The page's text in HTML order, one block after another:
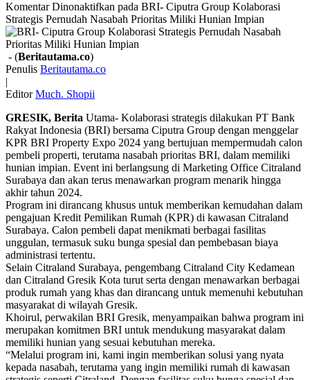
Komentar Dinonaktifkan pada BRI- Ciputra Group Kolaborasi
Strategis Pernudah Nasabah Prioritas Miliki Hunian Impian
- (Beritautama.co)
Penulis Beritautama.co
|
Editor Much. Shopii
GRESIK, Berita Utama- Kolaborasi strategis dilakukan PT Bank
Rakyat Indonesia (BRI) bersama Ciputra Group dengan menggelar
KPR BRI Property Expo 2024 yang bertujuan mempermudah calon
pembeli properti, terutama nasabah prioritas BRI, dalam memiliki
hunian impian. Event ini berlangsung di Marketing Office Citraland
Surabaya dan akan terus menawarkan program menarik hingga
akhir tahun 2024.
Program ini dirancang khusus untuk memberikan kemudahan dalam
pengajuan Kredit Pemilikan Rumah (KPR) di kawasan Citraland
Surabaya. Calon pembeli dapat menikmati berbagai fasilitas
unggulan, termasuk suku bunga spesial dan pembebasan biaya
administrasi tertentu.
Selain Citraland Surabaya, pengembang Citraland City Kedamean
dan Citraland Gresik Kota turut serta dengan menawarkan berbagai
produk rumah yang khas dan dirancang untuk memenuhi kebutuhan
masyarakat di wilayah Gresik.
Khoirul, perwakilan BRI Gresik, menyampaikan bahwa program ini
merupakan komitmen BRI untuk mendukung masyarakat dalam
memiliki hunian yang sesuai kebutuhan mereka.
“Melalui program ini, kami ingin memberikan solusi yang nyata
kepada nasabah, terutama yang ingin memiliki rumah di kawasan